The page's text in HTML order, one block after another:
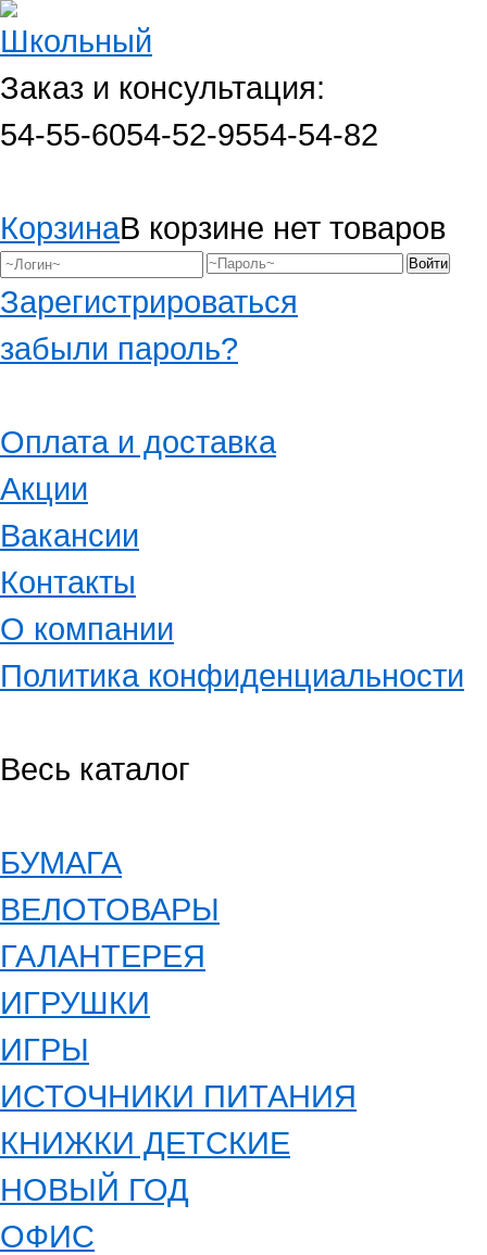
Заказ и консультация:
54-55-6054-52-9554-54-82
КорзинаВ корзине нет товаров
Зарегистрироваться
забыли пароль?
Оплата и доставка
Акции
Вакансии
Контакты
О компании
Политика конфиденциальности
Весь каталог
БУМАГА
ВЕЛОТОВАРЫ
ГАЛАНТЕРЕЯ
ИГРУШКИ
ИГРЫ
ИСТОЧНИКИ ПИТАНИЯ
КНИЖКИ ДЕТСКИЕ
НОВЫЙ ГОД
ОФИС